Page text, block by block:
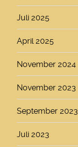
Juli 2025
April 2025
November 2024
November 2023
September 2023
Juli 2023